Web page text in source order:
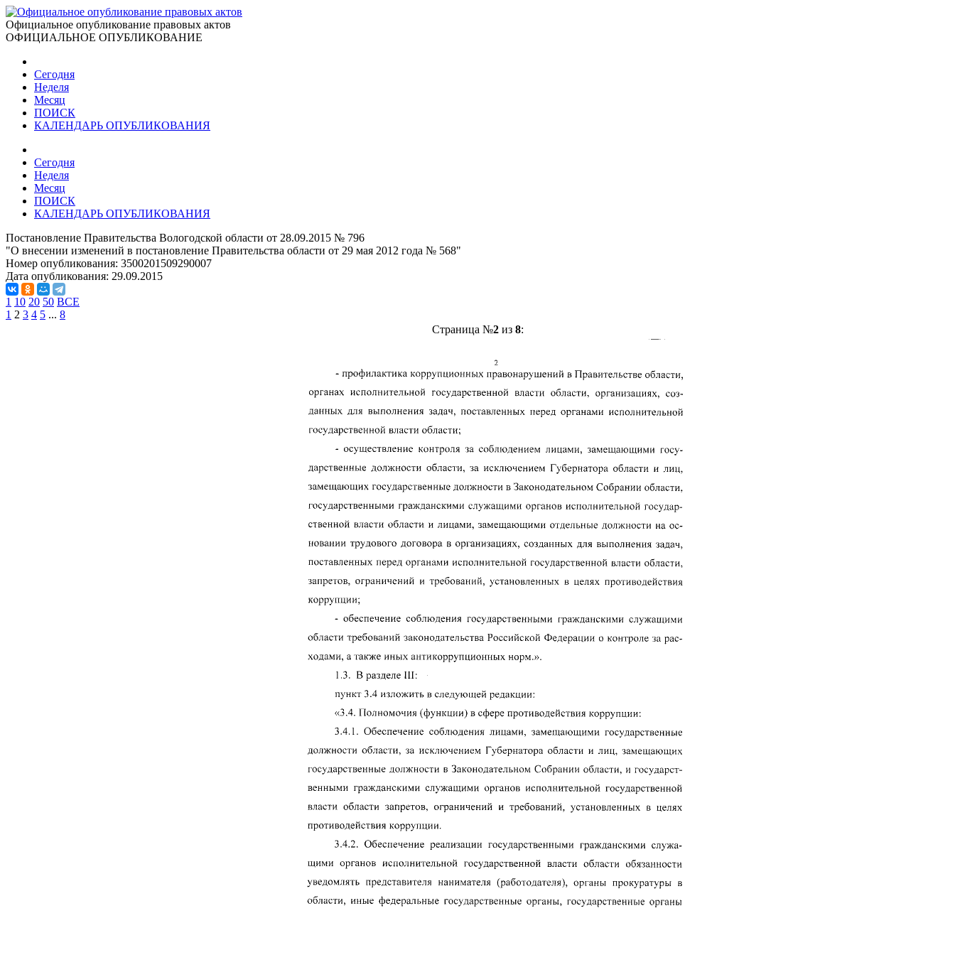
Официальное опубликование правовых актов
ОФИЦИАЛЬНОЕ ОПУБЛИКОВАНИЕ
Сегодня
Неделя
Месяц
ПОИСК
КАЛЕНДАРЬ ОПУБЛИКОВАНИЯ
Сегодня
Неделя
Месяц
ПОИСК
КАЛЕНДАРЬ ОПУБЛИКОВАНИЯ
Постановление Правительства Вологодской области от 28.09.2015 № 796
"О внесении изменений в постановление Правительства области от 29 мая 2012 года № 568"
Номер опубликования: 3500201509290007
Дата опубликования: 29.09.2015
1 10 20 50 ВСЕ
1 2 3 4 5 ... 8
Страница №2из 8: